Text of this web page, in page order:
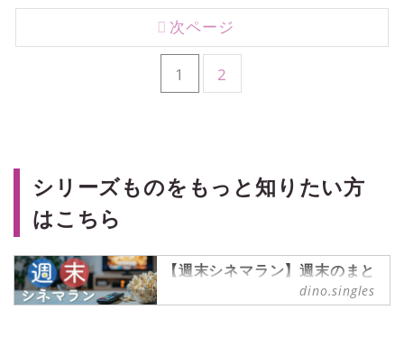
1 2
次ページ
シリーズものをもっと知りたい方
はこちら
【週末シネマラン】週末のまと
まった時間を使って一気見した
い、シリーズものの映画やドラ
dino.singles